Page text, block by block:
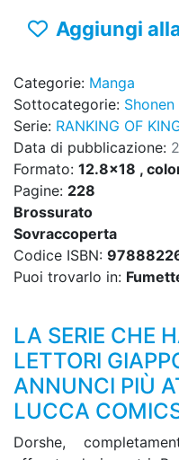
Aggiungi
Categorie: Manga
Sottocategorie: Shonen
Serie: RANKING OF
Data di pubblicazione:
Formato: 12.8x18 ,
Pagine: 228
Brossurato
Sovraccoperta
Codice ISBN:
Puoi trovarlo in:
LA SERIE CHE
LETTORI
ANNUNCI PIÙ
LUCCA
Dorshe,